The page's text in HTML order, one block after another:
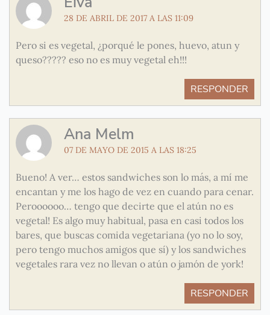
28 DE ABRIL DE 2017 A LAS 11:09
Pero si es vegetal, ¿porqué le pones, huevo, atun y
queso????? eso no es muy vegetal eh!!!
RESPONDER
Ana Melm
07 DE MAYO DE 2015 A LAS 18:25
Bueno! A ver… estos sandwiches son lo más, a mí me
encantan y me los hago de vez en cuando para cenar.
Peroooooo… tengo que decirte que el atún no es
vegetal! Es algo muy habitual, pasa en casi todos los
bares, que buscas comida vegetariana (yo no lo soy,
pero tengo muchos amigos que sí) y los sandwiches
vegetales rara vez no llevan o atún o jamón de york!
RESPONDER